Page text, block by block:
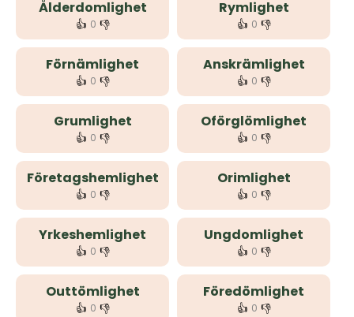
Ålderdomlighet
👍 0 👎
Rymlighet
👍 0 👎
Förnämlighet
👍 0 👎
Anskrämlighet
👍 0 👎
Grumlighet
👍 0 👎
Oförglömlighet
👍 0 👎
Företagshemlighet
👍 0 👎
Orimlighet
👍 0 👎
Yrkeshemlighet
👍 0 👎
Ungdomlighet
👍 0 👎
Outtömlighet
👍 0 👎
Föredömlighet
👍 0 👎